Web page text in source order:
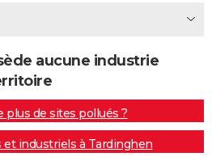
aucune industrie
plus de sites pollués ?
et industriels à Tardinghen